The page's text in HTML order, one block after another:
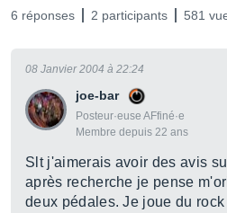
6 réponses 2 participants 581
joe-bar
Posteur·euse AFfiné·e
Membre depuis 22 ans
08 Janvier 2004 à 22:24
Slt j'aimerais avoir des avis
après recherche je pense
deux pédales. Je joue du